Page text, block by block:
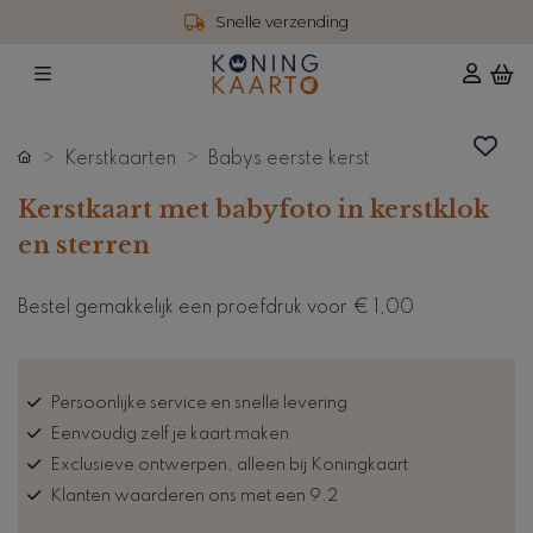
Snelle verzending
Kerstkaarten Babys eerste kerst
Kerstkaart met babyfoto in kerstklok
en sterren
Bestel gemakkelijk een proefdruk voor € 1,00
Persoonlijke service en snelle levering
Eenvoudig zelf je kaart maken
Exclusieve ontwerpen, alleen bij Koningkaart
Klanten waarderen ons met een 9.2